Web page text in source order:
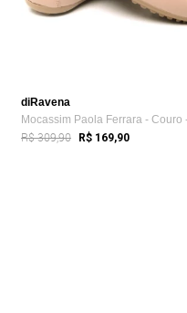
diRavena
R$ 309,90 R$ 169,90